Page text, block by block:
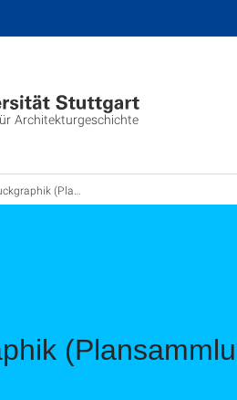
Architekturgeschichte
(Plansammlung IV)